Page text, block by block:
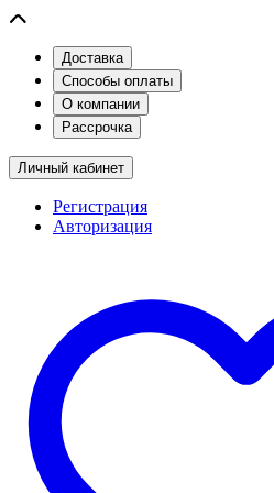
Доставка
Способы оплаты
О компании
Рассрочка
Личный кабинет
Регистрация
Авторизация